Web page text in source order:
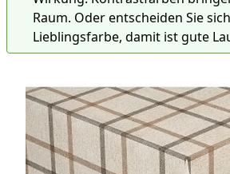
Raum. Oder entscheiden Sie
Lieblingsfarbe, damit ist gute